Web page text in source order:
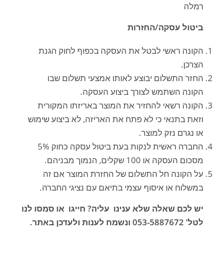
רמלה
ביטול עסקה/החזרות
הקונה ראשי לבטל את העסקה בכפוף לחוק הגנת
הצרכן.
החזר התשלום יבוצע לאותו אמצעי תשלום שבו
הקונה השתמש לצורך ביצוע העסקה.
הקונה רשאי להחזיר את המוצר באריזתו המקורית
וזאת בתנאי כי לא פתח את האריזה, לא ביצוע שימוש
או נגרם נזק למוצר.
החברה ראשית לנקות בעת ביטול עסקה כחוק 5%
מסכום העסקה או 100 שקלים, הנמוך מבניהם.
על הקונה חל התשלום של החזרת המוצר אם זה
במשלוח או איסוף עצמי בתיאם עם נציגי החברה.
יש לכם שאלה שלא ענינו עליה? חייגו או סמסו לנו
לטל' 053-5887672 ונשמח לענות ולעדכן באתר.